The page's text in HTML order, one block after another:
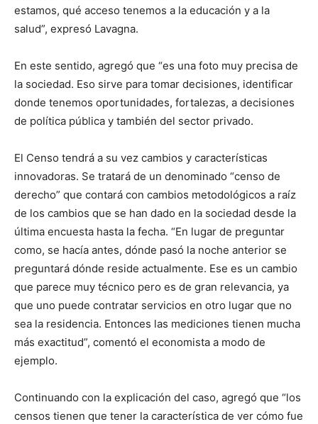
estamos, qué acceso tenemos a la educación y a la
salud”, expresó Lavagna.
En este sentido, agregó que “es una foto muy precisa de
la sociedad. Eso sirve para tomar decisiones, identificar
donde tenemos oportunidades, fortalezas, a decisiones
de política pública y también del sector privado.
El Censo tendrá a su vez cambios y características
innovadoras. Se tratará de un denominado “censo de
derecho” que contará con cambios metodológicos a raíz
de los cambios que se han dado en la sociedad desde la
última encuesta hasta la fecha. “En lugar de preguntar
como, se hacía antes, dónde pasó la noche anterior se
preguntará dónde reside actualmente. Ese es un cambio
que parece muy técnico pero es de gran relevancia, ya
que uno puede contratar servicios en otro lugar que no
sea la residencia. Entonces las mediciones tienen mucha
más exactitud”, comentó el economista a modo de
ejemplo.
Continuando con la explicación del caso, agregó que “los
censos tienen que tener la característica de ver cómo fue